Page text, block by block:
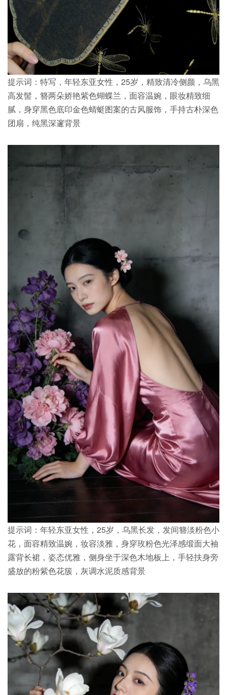
提示词：特写，年轻东亚女性，25岁，精致清冷侧颜，乌黑
高发髻，簪两朵娇艳紫色蝴蝶兰，面容温婉，眼妆精致细
腻，身穿黑色底印金色蜻蜓图案的古风服饰，手持古朴深色
团扇，纯黑深邃背景
提示词：年轻东亚女性，25岁，乌黑长发，发间簪淡粉色小
花，面容精致温婉，妆容淡雅，身穿玫粉色光泽感缎面大袖
露背长裙，姿态优雅，侧身坐于深色木地板上，手轻扶身旁
盛放的粉紫色花簇，灰调水泥质感背景